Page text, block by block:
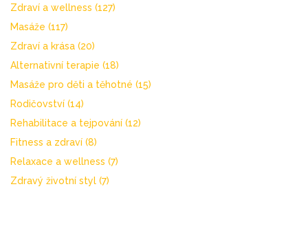
Zdraví a wellness (127)
Masáže (117)
Zdraví a krása (20)
Alternativní terapie (18)
Masáže pro děti a těhotné (15)
Rodičovství (14)
Rehabilitace a tejpování (12)
Fitness a zdraví (8)
Relaxace a wellness (7)
Zdravý životní styl (7)